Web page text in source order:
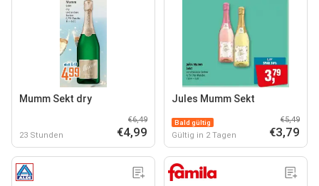
Mumm Sekt dry
23 Stunden
€6,49
€4,99
Jules Mumm Sekt
Bald gültig
Gültig in 2 Tagen
€5,49
€3,79